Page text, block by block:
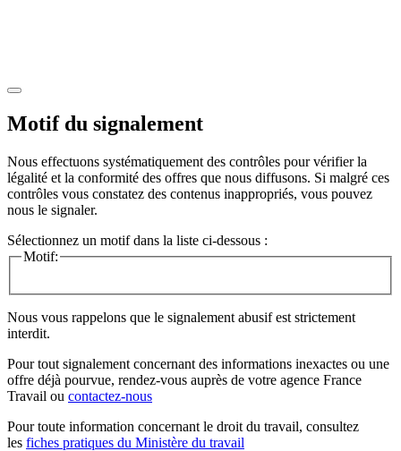
Motif du signalement
Nous effectuons systématiquement des contrôles pour vérifier la
légalité et la conformité des offres que nous diffusons. Si malgré ces
contrôles vous constatez des contenus inappropriés, vous pouvez
nous le signaler.
Sélectionnez un motif dans la liste ci-dessous :
Motif:
Nous vous rappelons que le signalement abusif est strictement
interdit.
Pour tout signalement concernant des informations inexactes ou une
offre déjà pourvue, rendez-vous auprès de votre agence France
Travail ou contactez-nous
Pour toute information concernant le droit du travail, consultez
les fiches pratiques du Ministère du travail